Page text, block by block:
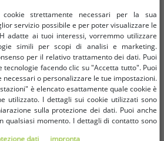
strettamente necessari per la sua
servizio possibile e per poter visualizzare le
adatte ai tuoi interessi, vorremmo utilizzare
simili per scopi di analisi e marketing.
per il relativo trattamento dei dati. Puoi
facendo clic su "Accetta tutto". Puoi
necessari o personalizzare le tue impostazioni.
è elencato esattamente quale cookie è
utilizzato. I dettagli sui cookie utilizzati sono
sulla protezione dei dati. Puoi anche
qualsiasi momento. I dettagli di contatto sono
dati impronta